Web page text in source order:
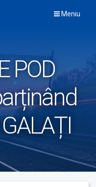
Meniu
POD